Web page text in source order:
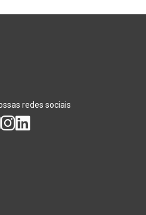
redes sociais